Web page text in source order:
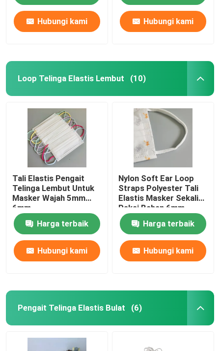
Hubungi kami Hubungi kami
Loop Telinga Elastis Lembut (10)
Tali Elastis Pengait
Telinga Lembut Untuk
Masker Wajah 5mm
6mm
Harga terbaik
Hubungi kami
Nylon Soft Ear Loop
Straps Polyester Tali
Elastis Masker Sekali
Pakai Bahan 6mm
Harga terbaik
Hubungi kami
Pengait Telinga Elastis Bulat (6)